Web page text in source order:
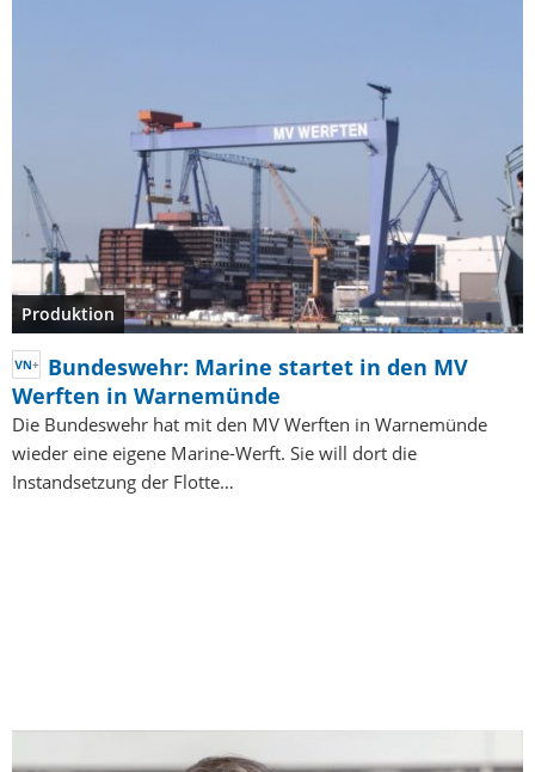
Produktion
Bundeswehr: Marine startet in den MV
Werften in Warnemünde
Die Bundeswehr hat mit den MV Werften in Warnemünde
wieder eine eigene Marine-Werft. Sie will dort die
Instandsetzung der Flotte…